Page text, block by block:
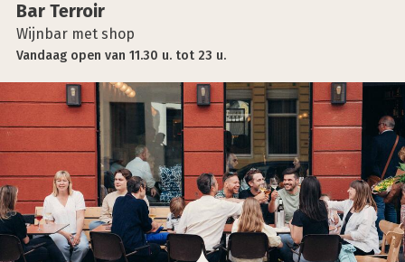
Bar Ter­roir
Wijnbar met shop
Vandaag open van 11.30 u. tot 23 u.